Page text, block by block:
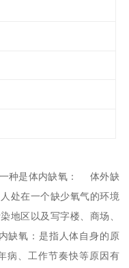
一种是体内缺氧： 体外缺
处在一个缺少氧气的环境
地区以及写字楼、商场、
氧：是指人体自身的原
病、工作节奏快等原因有